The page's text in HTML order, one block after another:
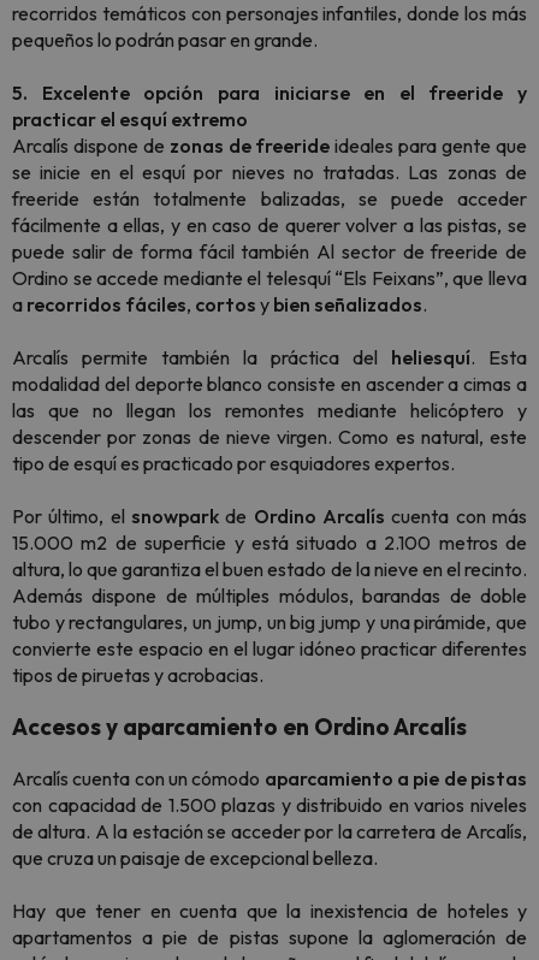
recorridos temáticos con personajes infantiles, donde los más
pequeños lo podrán pasar en grande.
5. Excelente opción para iniciarse en el freeride y
practicar el esquí extremo
Arcalís dispone de zonas de freeride ideales para gente que
se inicie en el esquí por nieves no tratadas. Las zonas de
freeride están totalmente balizadas, se puede acceder
fácilmente a ellas, y en caso de querer volver a las pistas, se
puede salir de forma fácil también Al sector de freeride de
Ordino se accede mediante el telesquí “Els Feixans”, que lleva
a recorridos fáciles, cortos y bien señalizados.
Arcalís permite también la práctica del heliesquí. Esta
modalidad del deporte blanco consiste en ascender a cimas a
las que no llegan los remontes mediante helicóptero y
descender por zonas de nieve virgen. Como es natural, este
tipo de esquí es practicado por esquiadores expertos.
Por último, el snowpark de Ordino Arcalís cuenta con más
15.000 m2 de superficie y está situado a 2.100 metros de
altura, lo que garantiza el buen estado de la nieve en el recinto.
Además dispone de múltiples módulos, barandas de doble
tubo y rectangulares, un jump, un big jump y una pirámide, que
convierte este espacio en el lugar idóneo practicar diferentes
tipos de piruetas y acrobacias.
Accesos y aparcamiento en Ordino Arcalís
Arcalís cuenta con un cómodo aparcamiento a pie de pistas
con capacidad de 1.500 plazas y distribuido en varios niveles
de altura. A la estación se acceder por la carretera de Arcalís,
que cruza un paisaje de excepcional belleza.
Hay que tener en cuenta que la inexistencia de hoteles y
apartamentos a pie de pistas supone la aglomeración de